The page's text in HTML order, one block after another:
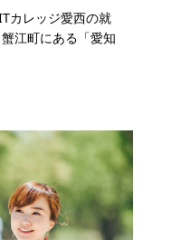
カレッジ愛西の就
江町にある「愛知